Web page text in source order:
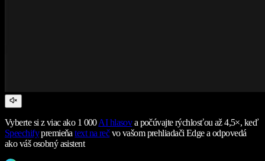
Vyberte si z viac ako 1 000AI hlasova počúvajte rýchlosťou až 4,5×, keď
Speechifypremieňatext na rečvo vašom prehliadači Edge a odpovedá
ako váš osobný asistent